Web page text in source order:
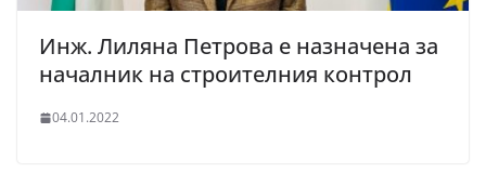
Инж. Лиляна Петрова е назначена за
началник на строителния контрол
04.01.2022